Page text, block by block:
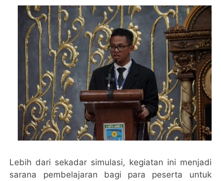
Lebih dari sekadar simulasi, kegiatan ini menjadi
sarana pembelajaran bagi para peserta untuk